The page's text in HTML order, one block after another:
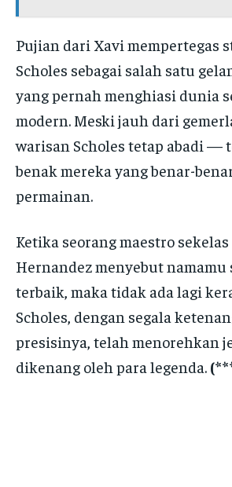
Pujian dari Xavi mempertegas
Scholes sebagai salah satu
yang pernah menghiasi dunia
modern. Meski jauh dari
warisan Scholes tetap abadi —
benak mereka yang benar-
permainan.
Ketika seorang maestro
Hernandez menyebut namamu
terbaik, maka tidak ada lagi
Scholes, dengan segala
presisinya, telah menorehkan
dikenang oleh para legenda.